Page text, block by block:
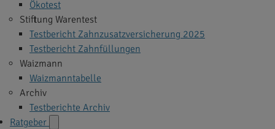
Ökotest
Stiftung Warentest
Testbericht Zahnzusatzversicherung 2025
Testbericht Zahnfüllungen
Waizmann
Waizmanntabelle
Archiv
Testberichte Archiv
Ratgeber